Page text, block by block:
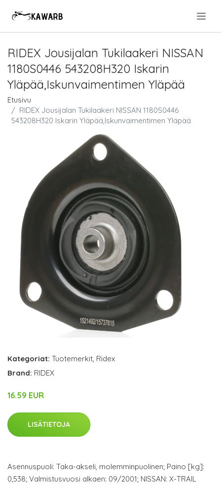
RIDEX Jousijalan Tukilaakeri NISSAN
1180S0446 543208H320 Iskarin
Yläpää,Iskunvaimentimen Yläpää
Etusivu
RIDEX Jousijalan Tukilaakeri NISSAN 1180S0446
543208H320 Iskarin Yläpää,Iskunvaimentimen Yläpää
Kategoriat: Tuotemerkit, Ridex
Brand: RIDEX
16.59 EUR
LISÄTIETOJA
Asennuspuoli: Taka-akseli, molemminpuolinen; Paino [kg]:
0,538; Valmistusvuosi alkaen: 09/2001; NISSAN: X-TRAIL